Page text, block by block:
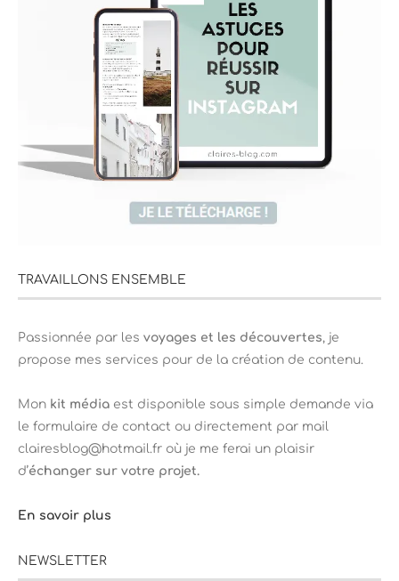
TRAVAILLONS ENSEMBLE
Passionnée par les voyages et les découvertes, je
propose mes services pour de la création de contenu.
Mon kit média est disponible sous simple demande via
le formulaire de contact ou directement par mail
clairesblog@hotmail.fr où je me ferai un plaisir
d’échanger sur votre projet.
En savoir plus
NEWSLETTER